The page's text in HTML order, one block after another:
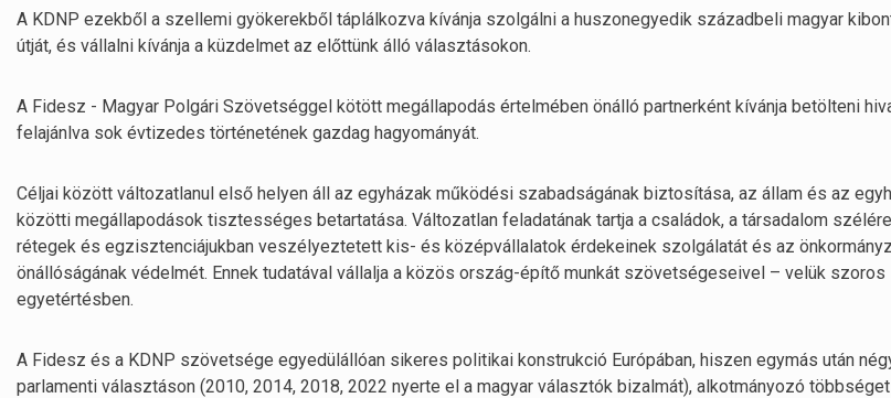
A KDNP ezekből a szellemi gyökerekből táplálkozva kívánja szolgálni a huszonegyedik századbeli magyar
útját, és vállalni kívánja a küzdelmet az előttünk álló választásokon.
A Fidesz - Magyar Polgári Szövetséggel kötött megállapodás értelmében önálló partnerként kívánja betölteni
felajánlva sok évtizedes történetének gazdag hagyományát.
Céljai között változatlanul első helyen áll az egyházak működési szabadságának biztosítása, az állam és az
közötti megállapodások tisztességes betartatása. Változatlan feladatának tartja a családok, a társadalom
rétegek és egzisztenciájukban veszélyeztetett kis- és középvállalatok érdekeinek szolgálatát és az
önállóságának védelmét. Ennek tudatával vállalja a közös ország-építő munkát szövetségeseivel – velük szoros
egyetértésben.
A Fidesz és a KDNP szövetsége egyedülállóan sikeres politikai konstrukció Európában, hiszen egymás után
parlamenti választáson (2010, 2014, 2018, 2022 nyerte el a magyar választók bizalmát), alkotmányozó